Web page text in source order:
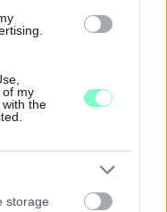
of my
the
storage
–
ÉS